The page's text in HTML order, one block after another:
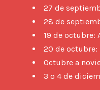
27 de
28 de
19 de octubre:
20 de
Octubre a
3 o 4 de